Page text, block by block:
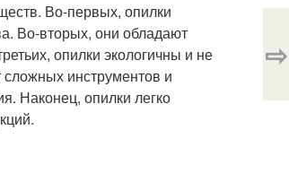
Во-первых, опилки
Во-вторых, они обладают
опилки экологичны и не
сложных инструментов и
Наконец, опилки легко
⇨